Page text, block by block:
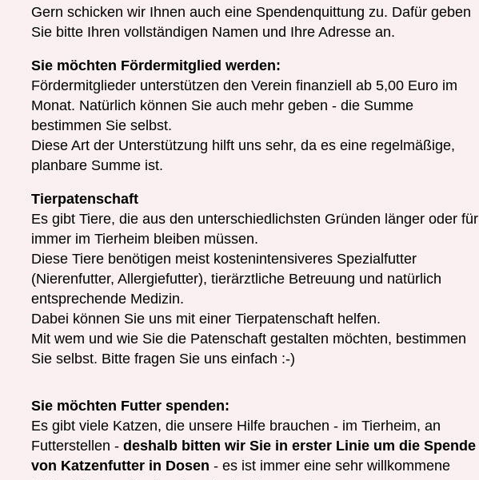
Gern schicken wir Ihnen auch eine Spendenquittung zu. Dafür geben
Sie bitte Ihren vollständigen Namen und Ihre Adresse an.
Sie möchten Fördermitglied werden:
Fördermitglieder unterstützen den Verein finanziell ab 5,00 Euro im
Monat. Natürlich können Sie auch mehr geben - die Summe
bestimmen Sie selbst.
Diese Art der Unterstützung hilft uns sehr, da es eine regelmäßige,
planbare Summe ist.
Tierpatenschaft
Es gibt Tiere, die aus den unterschiedlichsten Gründen länger oder für
immer im Tierheim bleiben müssen.
Diese Tiere benötigen meist kostenintensiveres Spezialfutter
(Nierenfutter, Allergiefutter), tierärztliche Betreuung und natürlich
entsprechende Medizin.
Dabei können Sie uns mit einer Tierpatenschaft helfen.
Mit wem und wie Sie die Patenschaft gestalten möchten, bestimmen
Sie selbst. Bitte fragen Sie uns einfach :-)
Sie möchten Futter spenden:
Es gibt viele Katzen, die unsere Hilfe brauchen - im Tierheim, an
Futterstellen -deshalb bitten wir Sie in erster Linie um die Spende
von Katzenfutter in Dosen - es ist immer eine sehr willkommene